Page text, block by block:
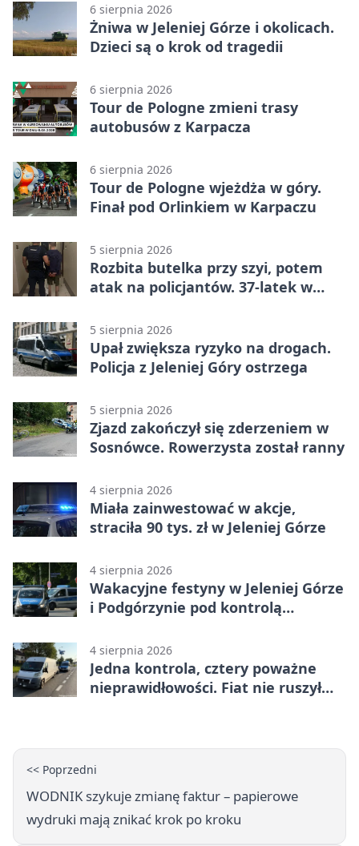
6 sierpnia 2026
Żniwa w Jeleniej Górze i okolicach.
Dzieci są o krok od tragedii
6 sierpnia 2026
Tour de Pologne zmieni trasy
autobusów z Karpacza
6 sierpnia 2026
Tour de Pologne wjeżdża w góry.
Finał pod Orlinkiem w Karpaczu
5 sierpnia 2026
Rozbita butelka przy szyi, potem
atak na policjantów. 37-latek w
5 sierpnia 2026
Upał zwiększa ryzyko na drogach.
Policja z Jeleniej Góry ostrzega
5 sierpnia 2026
Zjazd zakończył się zderzeniem w
Sosnówce. Rowerzysta został ranny
4 sierpnia 2026
Miała zainwestować w akcje,
straciła 90 tys. zł w Jeleniej Górze
4 sierpnia 2026
Wakacyjne festyny w Jeleniej Górze
i Podgórzynie pod kontrolą
4 sierpnia 2026
Jedna kontrola, cztery poważne
nieprawidłowości. Fiat nie ruszył
<< Poprzedni
WODNIK szykuje zmianę faktur – papierowe
wydruki mają znikać krok po kroku